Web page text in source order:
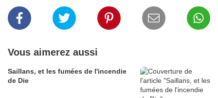
Vous aimerez aussi
Saillans, et les fumées de l'incendie
de Die